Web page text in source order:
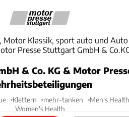
Klassik, sport auto und
Presse Stuttgart GmbH &
& Co. KG & Motor
Klettern mehr-tanken Men's Health
Women's Health